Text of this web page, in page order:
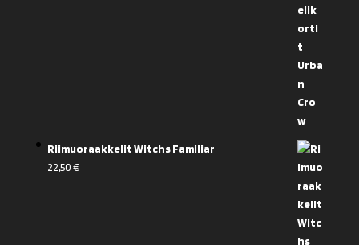
Riimuoraakkelit Witchs Familiar
22,50€